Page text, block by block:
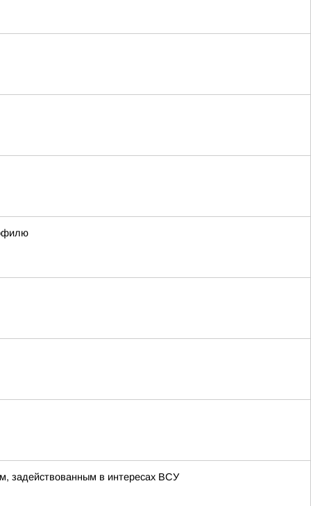
задействованным в интересах ВСУ